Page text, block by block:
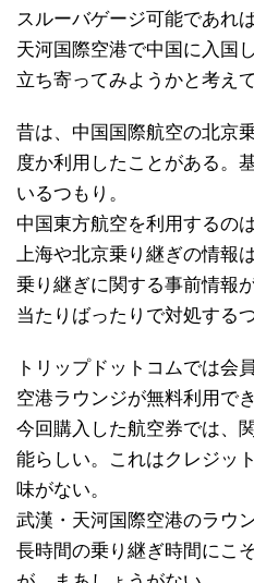
スルーバゲージ可能であれ
天河国際空港で中国に入国
立ち寄ってみようかと考えて
昔は、中国国際航空の北京
度か利用したことがある。
いるつもり。
中国東方航空を利用するの
上海や北京乗り継ぎの情報
乗り継ぎに関する事前情報
当たりばったりで対処する
トリップドットコムでは会
空港ラウンジが無料利用で
今回購入した航空券では、
能らしい。これはクレジッ
味がない。
武漢・天河国際空港のラウ
長時間の乗り継ぎ時間にこ